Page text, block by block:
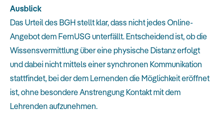
Ausblick
Das Urteil des BGH stellt klar, dass nicht jedes Online-
Angebot dem FernUSG unterfällt. Entscheidend ist, ob die
Wissensvermittlung über eine physische Distanz erfolgt
und dabei nicht mittels einer synchronen Kommunikation
stattfindet, bei der dem Lernenden die Möglichkeit eröffnet
ist, ohne besondere Anstrengung Kontakt mit dem
Lehrenden aufzunehmen.